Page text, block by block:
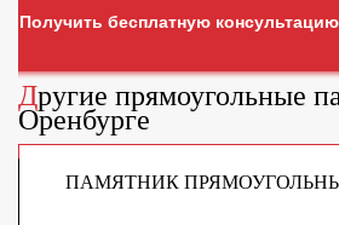
Получить бесплатную консультацию
Другие прямоугольные
Оренбурге
ПАМЯТНИК